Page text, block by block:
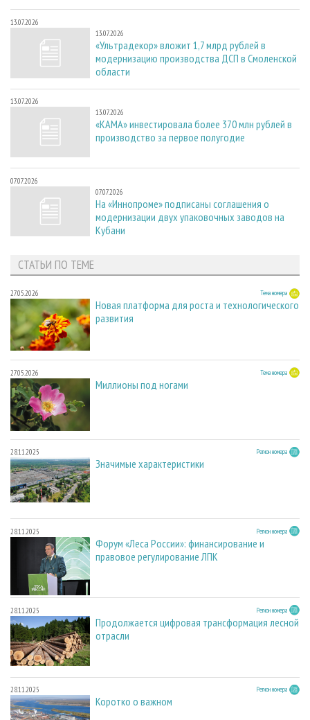
13.07.2026
13.07.2026
«Ультрадекор» вложит 1,7 млрд рублей в
модернизацию производства ДСП в Смоленской
области
13.07.2026
13.07.2026
«КАМА» инвестировала более 370 млн рублей в
производство за первое полугодие
07.07.2026
07.07.2026
На «Иннопроме» подписаны соглашения о
модернизации двух упаковочных заводов на
Кубани
СТАТЬИ ПО ТЕМЕ
27.05.2026 Тема номера
Новая платформа для роста и технологического
развития
27.05.2026 Тема номера
Миллионы под ногами
28.11.2025 Регион номера
Значимые характеристики
28.11.2025 Регион номера
Форум «Леса России»: финансирование и
правовое регулирование ЛПК
28.11.2025 Регион номера
Продолжается цифровая трансформация лесной
отрасли
28.11.2025 Регион номера
Коротко о важном